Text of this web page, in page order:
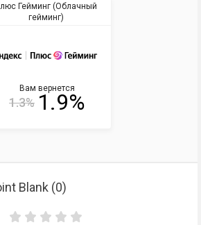
Гейминг (Облачный
гейминг)
Вам вернется
1.3% 1.9%
Blank (0)